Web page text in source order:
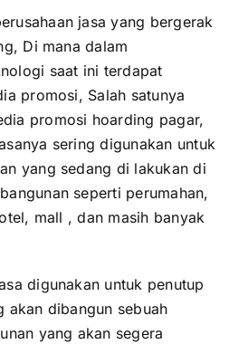
jasa yang bergerak
Di mana dalam
saat ini terdapat
promosi, Salah satunya
promosi hoarding pagar,
sering digunakan untuk
yang sedang di lakukan di
seperti perumahan,
mall , dan masih banyak
digunakan untuk penutup
akan dibangun sebuah
yang akan segera